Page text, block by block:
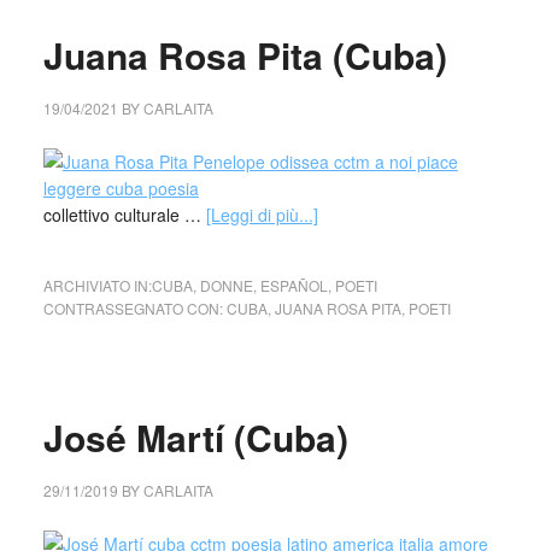
Juana Rosa Pita (Cuba)
19/04/2021 BYCARLAITA
collettivo culturale … [Leggi di più...]
ARCHIVIATO IN:CUBA, DONNE ESPAÑOL
POETI
CONTRASSEGNATO CON:CUBA, JUANA ROSA PITA, POETI
José Martí (Cuba)
29/11/2019 BYCARLAITA